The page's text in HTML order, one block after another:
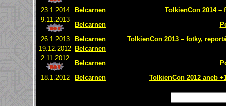
23.1.2014
Belcarnen
TolkienCon 2014 –
9.11.2013
Belcarnen
26.1.2013
Belcarnen
TolkienCon 2013 – fotky,
19.12.2012 Belcarnen
2.11.2012
Belcarnen
18.1.2012
Belcarnen TolkienCon 2012 aneb